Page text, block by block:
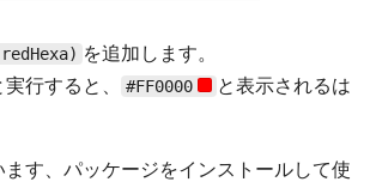
を追加します。
実行すると、 #FF0000
と表示されるは
す、パッケージをインストールして使